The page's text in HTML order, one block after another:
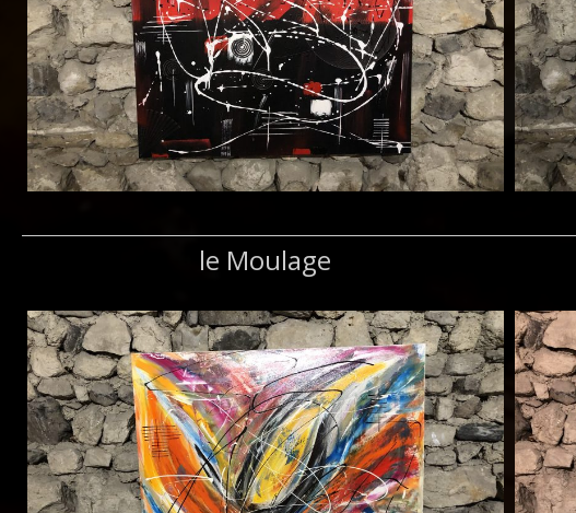
le Moulage